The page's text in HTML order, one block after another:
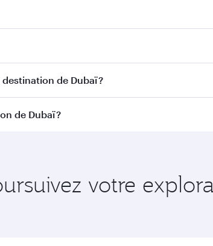
les vols depuis notre page d'accueil pour
desservons plus de 150 destinations
de Dubaï ?
la compagnie aérienne opérant le vol. Sur
de Dubaï ?
votre